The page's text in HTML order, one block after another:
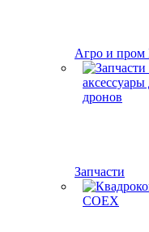
Агро и
Запчасти